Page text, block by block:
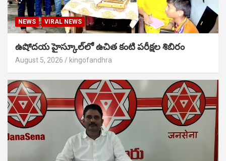
NEWS VIRAL NEWS
ఉషోదయ హైస్కూల్‌లో ఉచిత కంటి పరీక్షల శిబిరం
August 5, 2026 kingofandhra